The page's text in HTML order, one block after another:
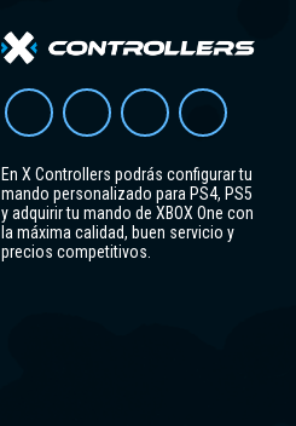
En X Controllers podrás configurar tu
mando personalizado para PS4, PS5
y adquirir tu mando de XBOX One con
la máxima calidad, buen servicio y
precios competitivos.